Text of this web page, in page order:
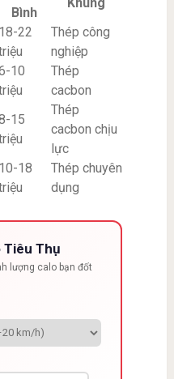
Bình
18-22
Thép công
nghiệp
10
Thép
cacbon
15
Thép
cacbon chịu
lực
10-18
Thép chuyên
dụng
Tiêu Thụ
lượng calo bạn đốt